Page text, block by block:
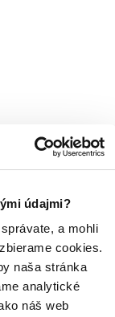
údajmi?
a mohli
cookies.
naša stránka
analytické
náš web
Ruiz11
10
6
5